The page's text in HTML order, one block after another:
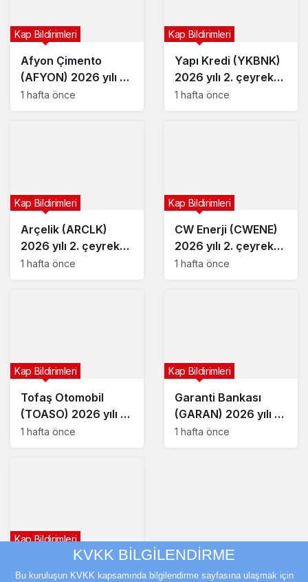
Afyon Çimento
(AFYON) 2026 yılı 2.
çeyrek bilançosunu
Kap Bildirimleri
1 hafta önce
Yapı Kredi (YKBNK)
2026 yılı 2. çeyrek
bilançosunu açıkladı
Kap Bildirimleri
1 hafta önce
Arçelik (ARCLK)
2026 yılı 2. çeyrek
bilançosunu açıkladı
Kap Bildirimleri
1 hafta önce
CW Enerji (CWENE)
2026 yılı 2. çeyrek
bilançosunu açıkladı
Kap Bildirimleri
1 hafta önce
Tofaş Otomobil
(TOASO) 2026 yılı 2.
çeyrek bilançosunu
Kap Bildirimleri
1 hafta önce
Garanti Bankası
(GARAN) 2026 yılı 2.
çeyrek bilançosunu
Kap Bildirimleri
1 hafta önce
Kap Bildirimleri
KVKK BİLGİLENDİRME
Bu kuruluşun KVKK kapsamında bilgilendirme sayfasına ulaşmak için